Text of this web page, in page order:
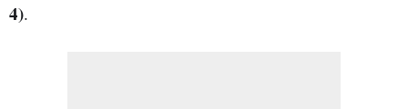
4).